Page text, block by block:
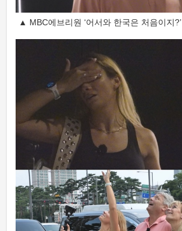
▲ MBC에브리원 ‘어서와 한국은 처음이지?’